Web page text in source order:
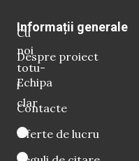
Cu
noi
totu-
i
clar
Informații generale
Despre proiect
Echipa
Contacte
Oferte de lucru